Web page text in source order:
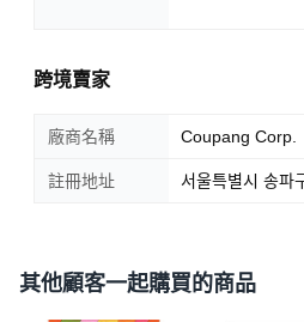
跨境賣家
廠商名稱 Coupang Corp.
註冊地址 서울특별시 송파
其他顧客一起購買的商品